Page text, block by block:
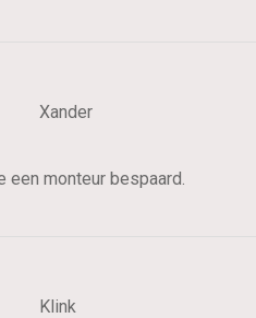
Xander
een monteur bespaard.
Klink